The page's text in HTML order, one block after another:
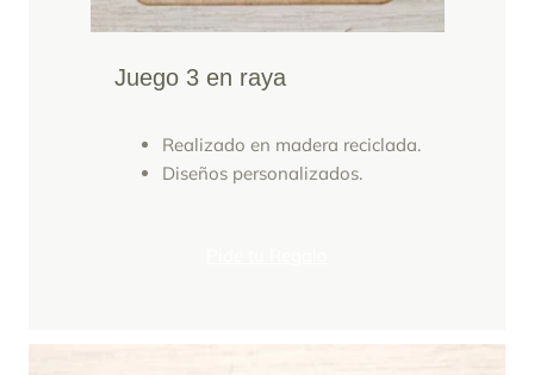
Juego 3 en raya
Realizado en madera reciclada.
Diseños personalizados.